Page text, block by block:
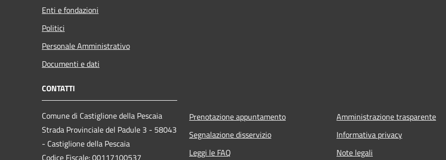
Enti e fondazioni
Politici
Personale Amministrativo
Documenti e dati
CONTATTI
Comune di Castiglione della Pescaia
Strada Provinciale del Padule 3 - 58043
- Castiglione della Pescaia
Codice Fiscale: 00117100537
Prenotazione appuntamento
Segnalazione disservizio
Leggi le FAQ
Amministrazione trasparente
Informativa privacy
Note legali